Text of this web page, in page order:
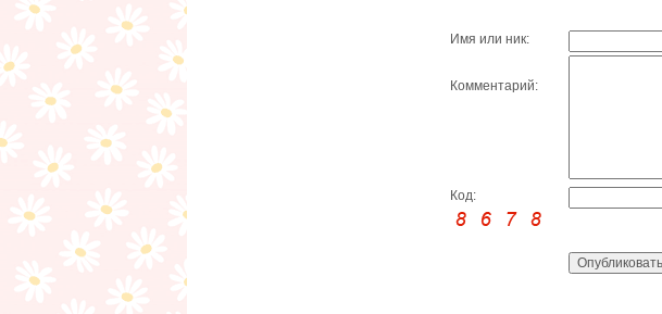
Имя или ник:
Комментарий:
Код: